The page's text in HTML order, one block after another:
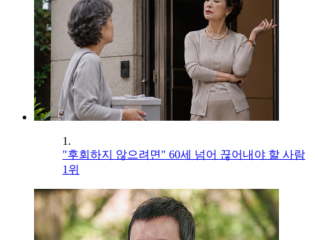
1.
"후회하지 않으려면" 60세 넘어 끊어내야 할 사람
1위